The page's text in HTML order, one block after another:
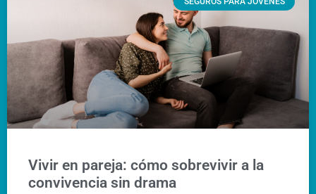
Vivir en pareja: cómo sobrevivir a la
convivencia sin drama